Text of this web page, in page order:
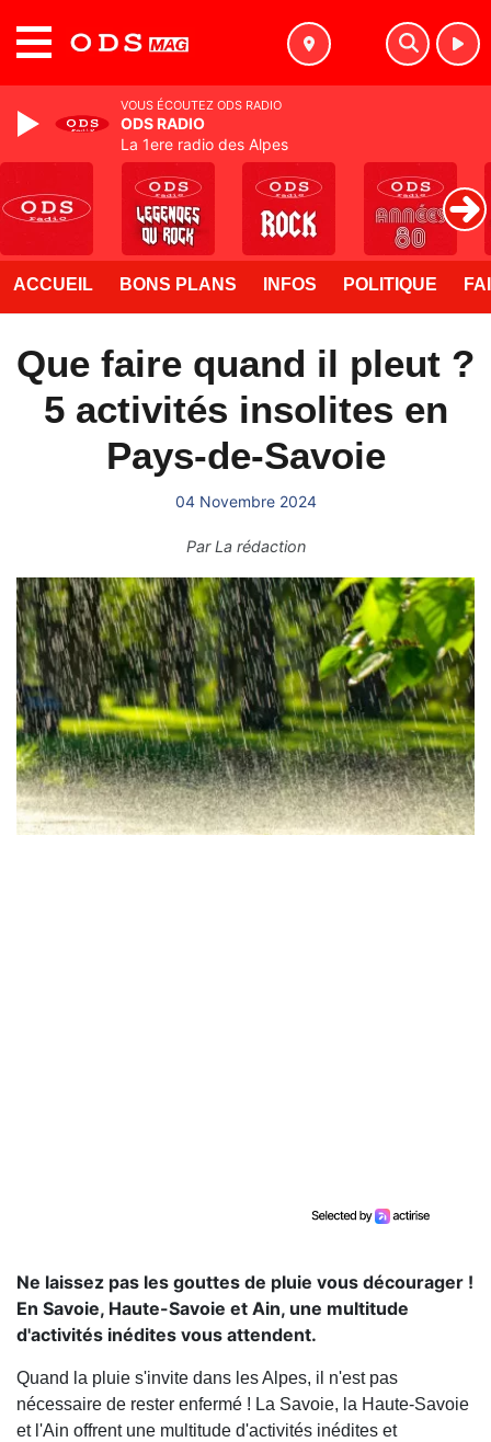
ACCUEIL BONS PLANS INFOS POLITIQUE
Que faire quand il pleut ?
5 activités insolites en
Pays-de-Savoie
04 Novembre 2024
ParLa rédaction
Ne laissez pas les gouttes de pluie vous décourager !
En Savoie, Haute-Savoie et Ain, une multitude
d'activités inédites vous attendent.
Quand la pluie s'invite dans les Alpes, il n'est pas
nécessaire de rester enfermé ! La Savoie, la Haute-Savoie
et l'Ain offrent une multitude d'activités inédites et
VOUS ÉCOUTEZ ODS RADIO
ODS RADIO
La 1ere radio des Alpes